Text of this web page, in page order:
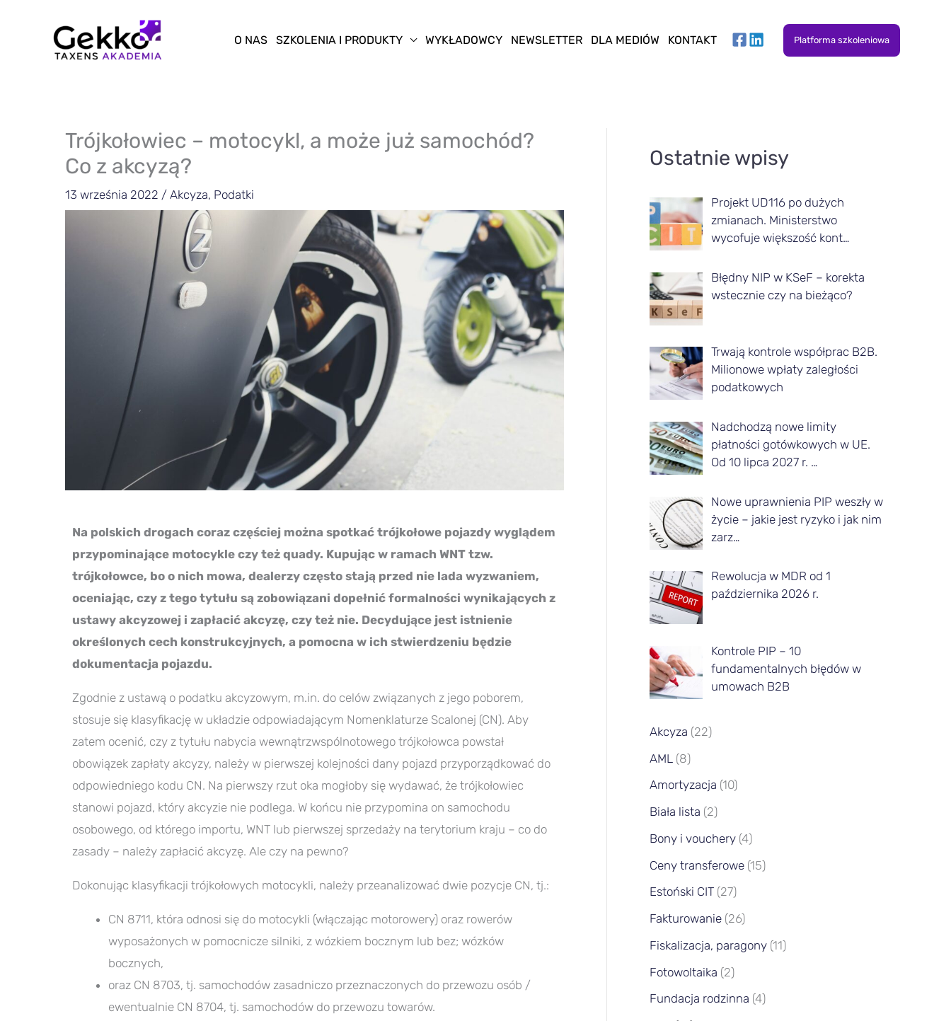
O NAS SZKOLENIA I PRODUKTY WYKŁADOWCY NEWSLETTER DLA MEDIÓW KONTAKT Platforma szkoleniowa
Trójkołowiec – motocykl, a może już samochód?
Co z akcyzą?
13 września 2022 / Akcyza, Podatki
Na polskich drogach coraz częściej można spotkać trójkołowe pojazdy wyglądem
przypominające motocykle czy też quady. Kupując w ramach WNT tzw.
trójkołowce, bo o nich mowa, dealerzy często stają przed nie lada wyzwaniem,
oceniając, czy z tego tytułu są zobowiązani dopełnić formalności wynikających z
ustawy akcyzowej i zapłacić akcyzę, czy też nie. Decydujące jest istnienie
określonych cech konstrukcyjnych, a pomocna w ich stwierdzeniu będzie
dokumentacja pojazdu.
Zgodnie z ustawą o podatku akcyzowym, m.in. do celów związanych z jego poborem,
stosuje się klasyfikację w układzie odpowiadającym Nomenklaturze Scalonej (CN). Aby
zatem ocenić, czy z tytułu nabycia wewnątrzwspólnotowego trójkołowca powstał
obowiązek zapłaty akcyzy, należy w pierwszej kolejności dany pojazd przyporządkować do
odpowiedniego kodu CN. Na pierwszy rzut oka mogłoby się wydawać, że trójkołowiec
stanowi pojazd, który akcyzie nie podlega. W końcu nie przypomina on samochodu
osobowego, od którego importu, WNT lub pierwszej sprzedaży na terytorium kraju – co do
zasady – należy zapłacić akcyzę. Ale czy na pewno?
Dokonując klasyfikacji trójkołowych motocykli, należy przeanalizować dwie pozycje CN, tj.:
CN 8711, która odnosi się do motocykli (włączając motorowery) oraz rowerów
wyposażonych w pomocnicze silniki, z wózkiem bocznym lub bez; wózków
bocznych,
oraz CN 8703, tj. samochodów zasadniczo przeznaczonych do przewozu osób /
ewentualnie CN 8704, tj. samochodów do przewozu towarów.
Ostatnie wpisy
Projekt UD116 po dużych
zmianach. Ministerstwo
wycofuje większość kont…
Błędny NIP w KSeF – korekta
wstecznie czy na bieżąco?
Trwają kontrole współprac B2B.
Milionowe wpłaty zaległości
podatkowych
Nadchodzą nowe limity
płatności gotówkowych w UE.
Od 10 lipca 2027 r. …
Nowe uprawnienia PIP weszły w
życie – jakie jest ryzyko i jak nim
zarz…
Rewolucja w MDR od 1
października 2026 r.
Kontrole PIP – 10
fundamentalnych błędów w
umowach B2B
Akcyza (22)
AML (8)
Amortyzacja (10)
Biała lista (2)
Bony i vouchery(4)
Ceny transferowe(15)
Estoński CIT(27)
Fakturowanie(26)
Fiskalizacja, paragony(11)
Fotowoltaika (2)
Fundacja rodzinna (4)
r
y
k
ł
y
d
n
e
g
o
m
i
s
i
ą
c
a